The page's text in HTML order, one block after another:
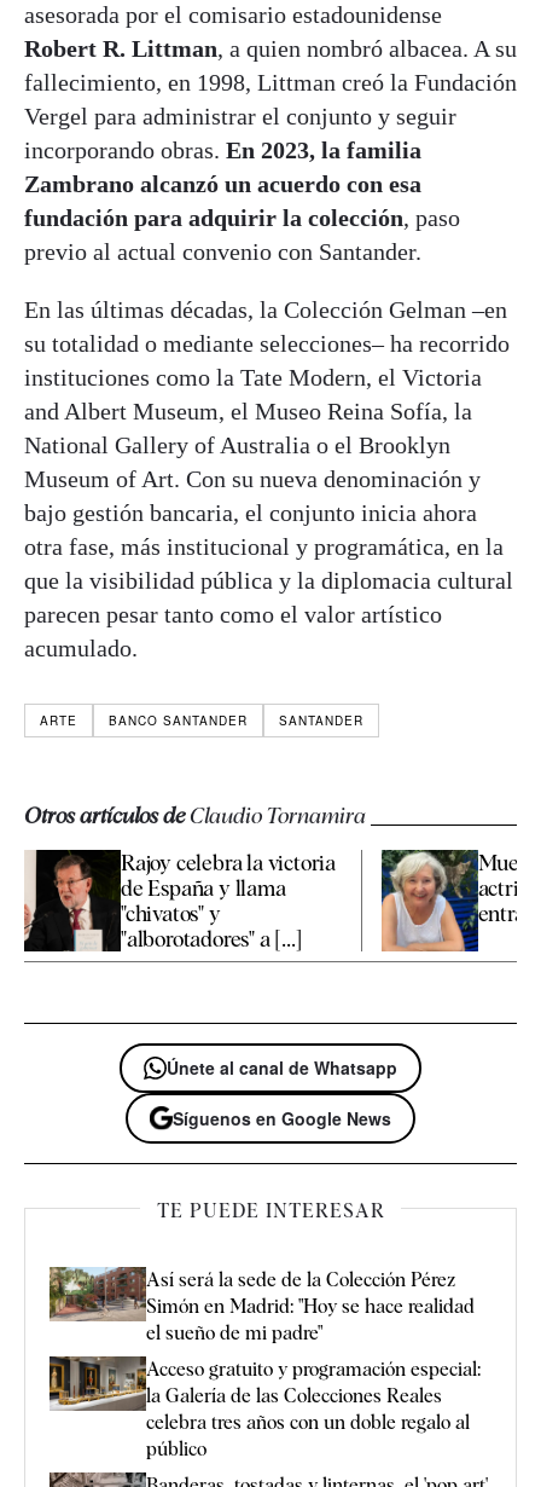
asesorada por el comisario estadounidense
Robert R. Littman, a quien nombró albacea. A su
fallecimiento, en 1998, Littman creó la Fundación
Vergel para administrar el conjunto y seguir
incorporando obras. En 2023, la familia
Zambrano alcanzó un acuerdo con esa
fundación para adquirir la colección, paso
previo al actual convenio con Santander.
En las últimas décadas, la Colección Gelman –en
su totalidad o mediante selecciones– ha recorrido
instituciones como la Tate Modern, el Victoria
and Albert Museum, el Museo Reina Sofía, la
National Gallery of Australia o el Brooklyn
Museum of Art. Con su nueva denominación y
bajo gestión bancaria, el conjunto inicia ahora
otra fase, más institucional y programática, en la
que la visibilidad pública y la diplomacia cultural
parecen pesar tanto como el valor artístico
acumulado.
ARTE BANCO SANTANDER SANTANDER
Otros artículos deClaudio Tornamira
Rajoy celebra la victoria
de España y llama
"chivatos" y
"alborotadores" a [...]
Muere
actriz
Únete al canal de Whatsapp
Síguenos en Google News
TE PUEDE INTERESAR
Así será la sede de la Colección Pérez
Simón en Madrid: "Hoy se hace realidad
el sueño de mi padre"
Acceso gratuito y programación especial:
la Galería de las Colecciones Reales
celebra tres años con un doble regalo al
público